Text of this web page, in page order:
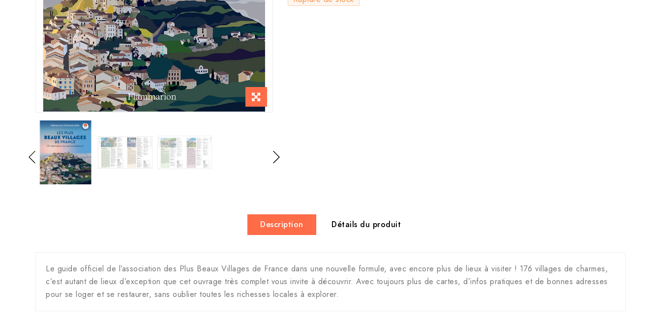
Description Détails du produit
Le guide officiel de l’association des Plus Beaux Villages de France dans une nouvelle formule, avec encore plus de lieux à visiter ! 176 villages de charmes,
c’est autant de lieux d’exception que cet ouvrage très complet vous invite à découvrir. Avec toujours plus de cartes, d’infos pratiques et de bonnes adresses
pour se loger et se restaurer, sans oublier toutes les richesses locales à explorer.